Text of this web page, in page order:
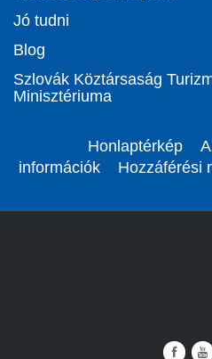
Jó tudni
Blog
Szlovák Köztársaság
Minisztériuma
Honlaptérkép
információk
Hozzáférési